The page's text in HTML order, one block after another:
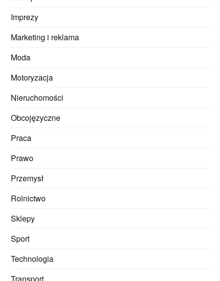
Imprezy
Marketing i reklama
Moda
Motoryzacja
Nieruchomości
Obcojęzyczne
Praca
Prawo
Przemysł
Rolnictwo
Sklepy
Sport
Technologia
Transport